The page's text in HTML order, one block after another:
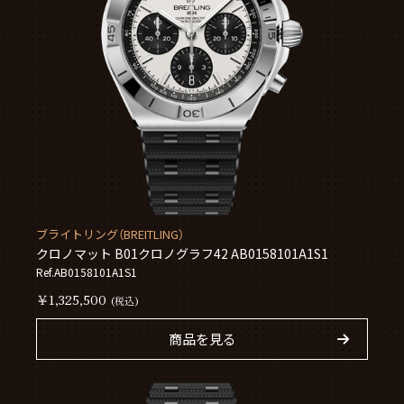
ブライトリング（BREITLING）
クロノマット B01クロノグラフ42 AB0158101A1S1
Ref.AB0158101A1S1
￥1,325,500 (税込)
商品を見る